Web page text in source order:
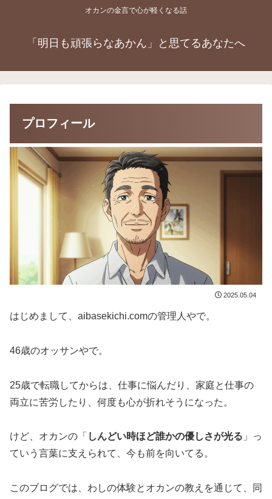
オカンの金言で心が軽くなる話
「明日も頑張らなあかん」と思てるあなたへ
プロフィール
2025.05.04
はじめまして、aibasekichi.comの管理人やで。
46歳のオッサンやで。
25歳で転職してからは、仕事に悩んだり、家庭と仕事の
両立に苦労したり、何度も心が折れそうになった。
けど、オカンの「 しんどい時ほど誰かの優しさが光る 」っ
ていう言葉に支えられて、今も前を向いてる。
このブログでは、わしの体験とオカンの教えを通じて、同